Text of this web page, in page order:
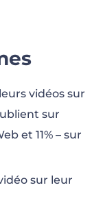
vidéos sur
sur
et 11% – sur
sur leur